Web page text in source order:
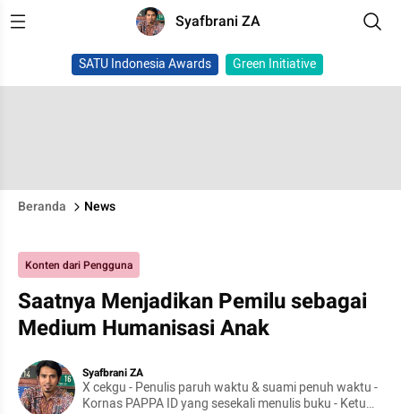
Syafbrani ZA
SATU Indonesia Awards Green Initiative
Beranda News
Konten dari Pengguna
Saatnya Menjadikan Pemilu sebagai
Medium Humanisasi Anak
Syafbrani ZA
X cekgu - Penulis paruh waktu & suami penuh waktu -
Kornas PAPPA ID yang sesekali menulis buku - Ketum